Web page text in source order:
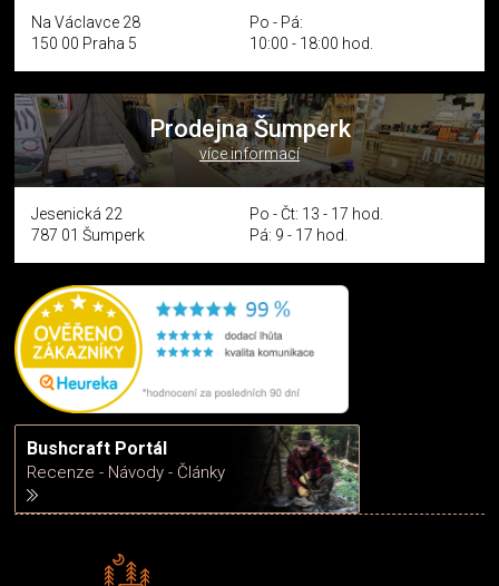
Na Václavce 28
150 00 Praha 5
Po - Pá:
10:00 - 18:00 hod.
Prodejna Šumperk
více informací
Jesenická 22
787 01 Šumperk
Po - Čt: 13 - 17 hod.
Pá: 9 - 17 hod.
Bushcraft Portál
Recenze - Návody - Články